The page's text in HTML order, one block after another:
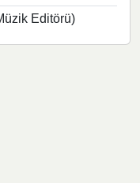
Editörü)